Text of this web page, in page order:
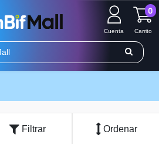
Cuenta Carrito
0
Filtrar Ordenar